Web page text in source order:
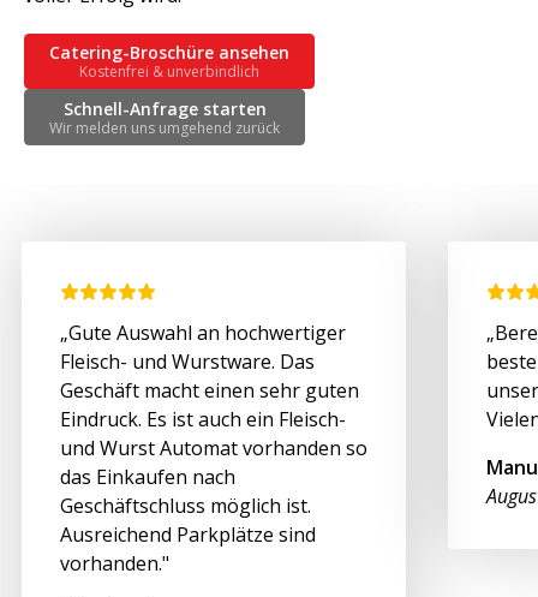
Catering-Broschüre ansehen
Kostenfrei & unverbindlich
Schnell-Anfrage starten
Wir melden uns umgehend zurück
„Gute Auswahl an hochwertiger
Fleisch- und Wurstware. Das
Geschäft macht einen sehr guten
Eindruck. Es ist auch ein Fleisch-
und Wurst Automat vorhanden so
das Einkaufen nach
Geschäftschluss möglich ist.
Ausreichend Parkplätze sind
vorhanden."